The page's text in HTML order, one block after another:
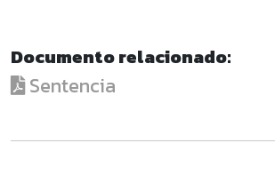
Documento relacionado:
Sentencia